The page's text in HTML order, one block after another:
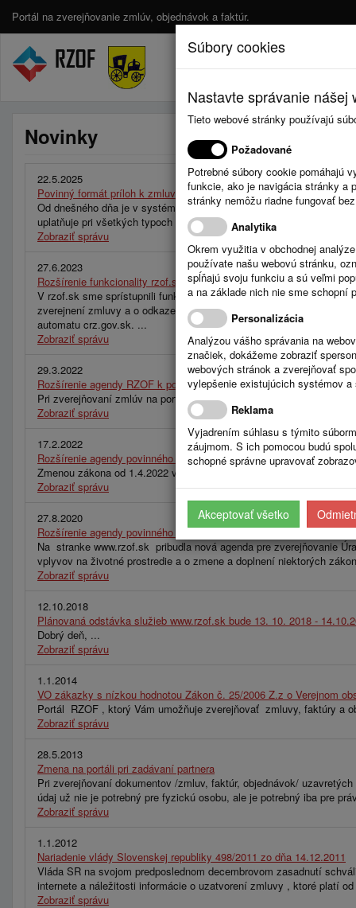
Portál na zverejňovanie zmlúv, objednávok a faktúr.
Novinky
22.5.2025
Povinný formát príloh k zmluvám – PDF
Od dnešného dňa je v systéme RZOF.sk aktívna nová verzia,
uplatňuje pri všetkých typoch vstupov – cez webové rozhranie, API
Zobraziť správu
27.6.2023
Rozšírenie funkcionality rzof.sk pri používaní automatického
V rzof.sk sme sprístupnili funkcionalitu, ktorá pri používaní
zverejnení zmluvy a o odkaze na zmluvu na crz.gov.sk. Táto
automatu crz.gov.sk. ...
Zobraziť správu
29.3.2022
Rozšírenie agendy RZOF k povinnému zverejňovaniu na stránke
Pri zverejňovaní zmlúv na portáli RZOF odporúčame zverejňovať
Zobraziť správu
17.2.2022
Rozšírenie agendy povinného zverejňovania na stránke https://
Zmenou zákona od 1.4.2022 vzniká povinnosť zverejňovania
Zobraziť správu
27.8.2020
Rozšírenie agendy povinného zverejňovania na stránke www.rzof.sk
Na stranke www.rzof.sk pribudla nová agenda pre zverejňovanie
vplyvov na životné prostredie a o zmene a doplnení niektorých
Zobraziť správu
12.10.2018
Plánovaná odstávka služieb www.rzof.sk bude 13. 10. 2018 -
Dobrý deň, ...
Zobraziť správu
1.1.2014
VO zákazky s nízkou hodnotou Zákon č. 25/2006 Z.z o Verejnom
Portál RZOF , ktorý Vám umožňuje zverejňovať zmluvy, faktúry a
Zobraziť správu
28.5.2013
Zmena na portáli pri zadávaní partnera
Pri zverejňovaní dokumentov /zmluv, faktúr, objednávok/
údaj už nie je potrebný pre fyzickú osobu, ale je potrebný iba pre
Zobraziť správu
1.1.2012
Nariadenie vlády Slovenskej republiky 498/2011 zo dňa 14.12.2011
Vláda SR na svojom predposlednom decembrovom zasadnutí
internete a náležitosti informácie o uzatvorení zmluvy , ktoré platí
Zobraziť správu
Súbory cookies
Nastavte správanie
Tieto webové stránky používajú
Požadované
Potrebné súbory cookie pomáhajú
funkcie, ako je navigácia stránky a
stránky nemôžu riadne fungovať
Analytika
Okrem využitia v obchodnej
používate našu webovú stránku,
spĺňajú svoju funkciu a sú veľmi
a na základe nich nie sme schopní
Personalizácia
Analýzou vášho správania na
značiek, dokážeme zobraziť
webových stránok a zverejňovať
vylepšenie existujúcich systémov
Reklama
Vyjadrením súhlasu s týmito
záujmom. S ich pomocou budú
schopné správne upravovať
Akceptovať všetko